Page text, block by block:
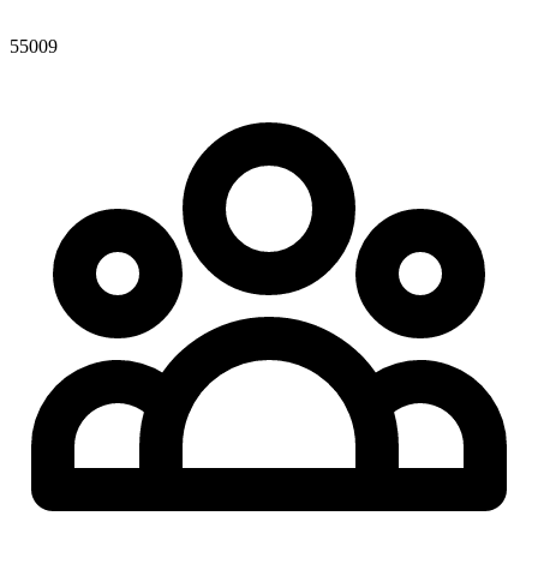
55009